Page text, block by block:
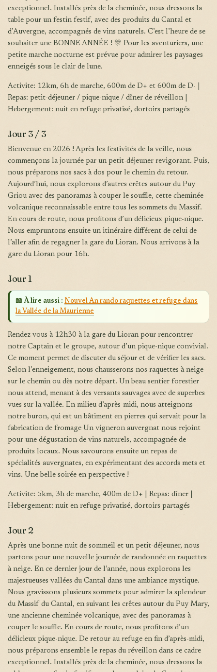
exceptionnel. Installés près de la cheminée, nous dressons la
table pour un festin festif, avec des produits du Cantal et
d’Auvergne, accompagnés de vins naturels. C’est l’heure de se
souhaiter une BONNE ANNÉE ! 🎊 Pour les aventuriers, une
petite marche nocturne est prévue pour admirer les paysages
enneigés sous le clair de lune.
Activite: 12km, 6h de marche, 600m de D+ et 600m de D- |
Repas: petit-déjeuner / pique-nique / dîner de réveillon |
Hebergement: nuit en refuge privatisé, dortoirs partagés
Jour 3 / 3
Bienvenue en 2026 ! Après les festivités de la veille, nous
commençons la journée par un petit-déjeuner revigorant. Puis,
nous préparons nos sacs à dos pour le chemin du retour.
Aujourd’hui, nous explorons d’autres crêtes autour du Puy
Griou avec des panoramas à couper le souffle, cette cheminée
volcanique reconnaissable entre tous les sommets du Massif.
En cours de route, nous profitons d’un délicieux pique-nique.
Nous empruntons ensuite un itinéraire différent de celui de
l’aller afin de regagner la gare du Lioran. Nous arrivons à la
gare du Lioran pour 16h.
Jour 1
📖 À lire aussi : Nouvel An rando raquettes et refuge dans
la Vallée de la Maurienne
Rendez-vous à 12h30 à la gare du Lioran pour rencontrer
notre Captain et le groupe, autour d’un pique-nique convivial.
Ce moment permet de discuter du séjour et de vérifier les sacs.
Selon l’enneigement, nous chausserons nos raquettes à neige
sur le chemin ou dès notre départ. Un beau sentier forestier
nous attend, menant à des versants sauvages avec de superbes
vues sur la vallée. En milieu d’après-midi, nous atteignons
notre buron, qui est un bâtiment en pierres qui servait pour la
fabrication de fromage Un vigneron auvergnat nous rejoint
pour une dégustation de vins naturels, accompagnée de
produits locaux. Nous savourons ensuite un repas de
spécialités auvergnates, en expérimentant des accords mets et
vins. Une belle soirée en perspective !
Activite: 5km, 3h de marche, 400m de D+ | Repas: dîner |
Hebergement: nuit en refuge privatisé, dortoirs partagés
Jour 2
Après une bonne nuit de sommeil et un petit-déjeuner, nous
partons pour une nouvelle journée de randonnée en raquettes
à neige. En ce dernier jour de l’année, nous explorons les
majestueuses vallées du Cantal dans une ambiance mystique.
Nous gravissons plusieurs sommets pour admirer la splendeur
du Massif du Cantal, en suivant les crêtes autour du Puy Mary,
une ancienne cheminée volcanique, avec des panoramas à
couper le souffle. En cours de route, nous profitons d’un
délicieux pique-nique. De retour au refuge en fin d’après-midi,
nous préparons ensemble le repas du réveillon dans ce cadre
exceptionnel. Installés près de la cheminée, nous dressons la